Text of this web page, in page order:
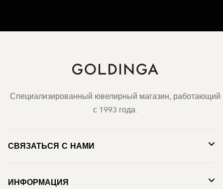
Специализированный ювелирный магазин, работающий
с 1993 года.
СВЯЗАТЬСЯ С НАМИ
ИНФОРМАЦИЯ